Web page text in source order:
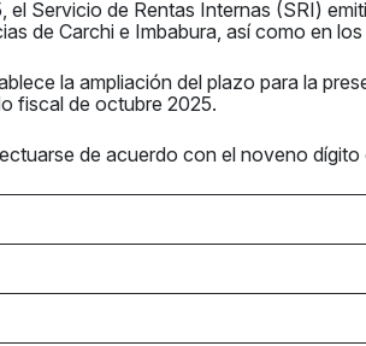
el Servicio de Rentas Internas (SRI)
de Carchi e Imbabura, así como en
la ampliación del plazo para la
fiscal de octubre 2025.
de acuerdo con el noveno dígito